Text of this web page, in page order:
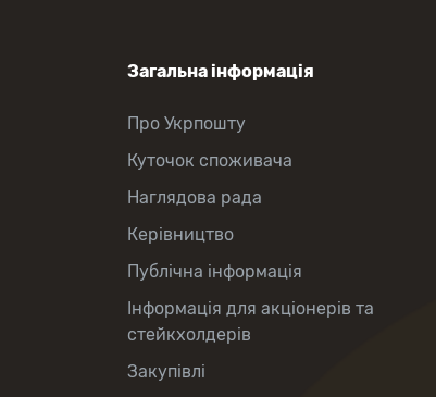
Загальна інформація
Про Укрпошту
Куточок споживача
Наглядова рада
Керівництво
Публічна інформація
Інформація для акціонерів та
стейкхолдерів
Закупівлі